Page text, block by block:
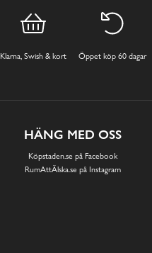
Klarna, Swish & kort Öppet köp 60 dagar
HÄNG MED OSS
Köpstaden.se på Facebook
RumAttÄlska.se på Instagram